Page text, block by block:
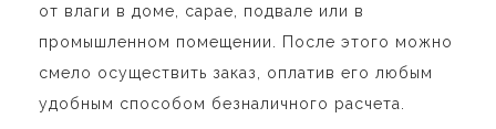
от влаги в доме, сарае, подвале или в
промышленном помещении. После этого можно
смело осуществить заказ, оплатив его любым
удобным способом безналичного расчета.